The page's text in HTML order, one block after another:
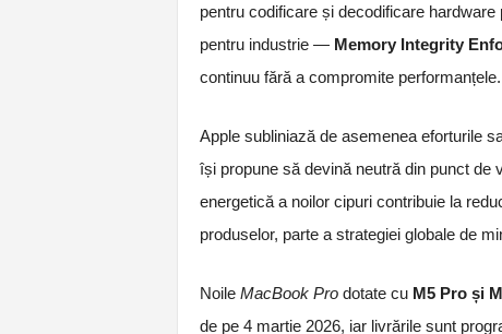
pentru codificare și decodificare
pentru industrie — Memory Integrity
continuu fără a compromite performanțele.
Apple subliniază de asemenea eforturile
își propune să devină neutră din punct de
energetică a noilor cipuri contribuie la
produselor, parte a strategiei globale de
Noile MacBook Prodotate cu M5 Pro și
de pe 4 martie 2026, iar livrările sunt